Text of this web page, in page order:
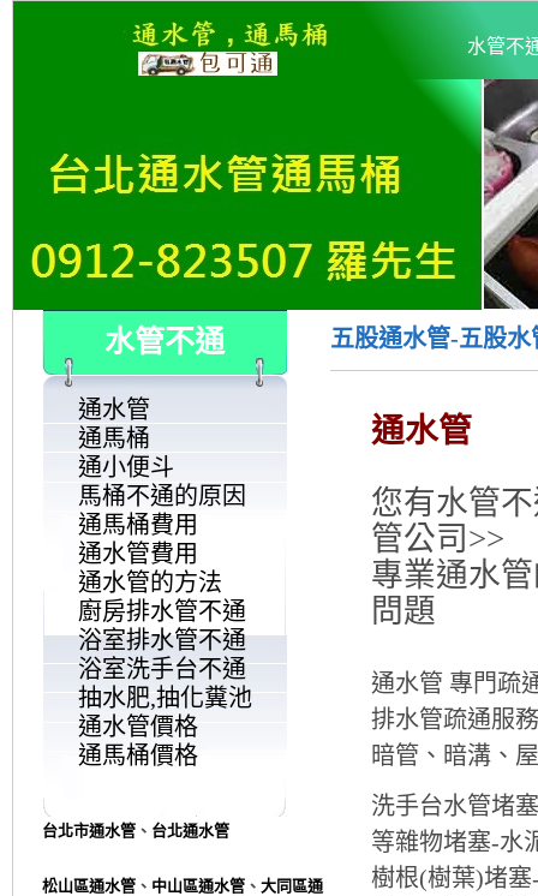
水管不
水管不通
通水管
通馬桶
通小便斗
馬桶不通的原因
通馬桶費用
通水管費用
通水管的方法
廚房排水管不通
浴室排水管不通
浴室洗手台不通
抽水肥,抽化糞池
通水管價格
通馬桶價格
台北市通水管 、 台北通水管
松山區通水管 、 中山區通水管 、 大同區通
五股通水管-五股水
通水管
您有水管
管公司>>
專業通水
問題
通水管 專門疏
排水管疏通服
暗管、暗溝、
洗手台水管堵
等雜物堵塞-水
樹根(樹葉)堵